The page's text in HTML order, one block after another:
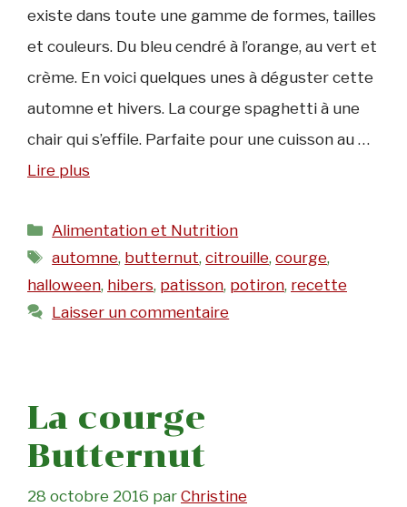
existe dans toute une gamme de formes, tailles
et couleurs. Du bleu cendré à l’orange, au vert et
crème. En voici quelques unes à déguster cette
automne et hivers. La courge spaghetti à une
chair qui s’effile. Parfaite pour une cuisson au …
Lire plus
Catégories
Alimentation et Nutrition
Étiquettes
automne, butternut,citrouille,courge,
halloween, hibers, patisson, potiron, recette
Laisser un commentaire
La courge
Butternut
28 octobre 2016 par Christine